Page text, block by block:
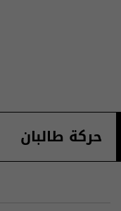
حركة طالبان